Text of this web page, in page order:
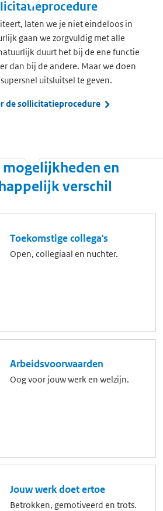
laten we je niet eindeloos in
gaan we zorgvuldig met alle
duurt het bij de ene functie
dan bij de andere. Maar we doen
uitsluitsel te geven.
de sollicitatieprocedure
mogelijkheden en
verschil
Toekomstige collega's
Open, collegiaal en nuchter.
Arbeidsvoorwaarden
Oog voor jouw werk en welzijn.
Jouw werk doet ertoe
Betrokken, gemotiveerd en trots.